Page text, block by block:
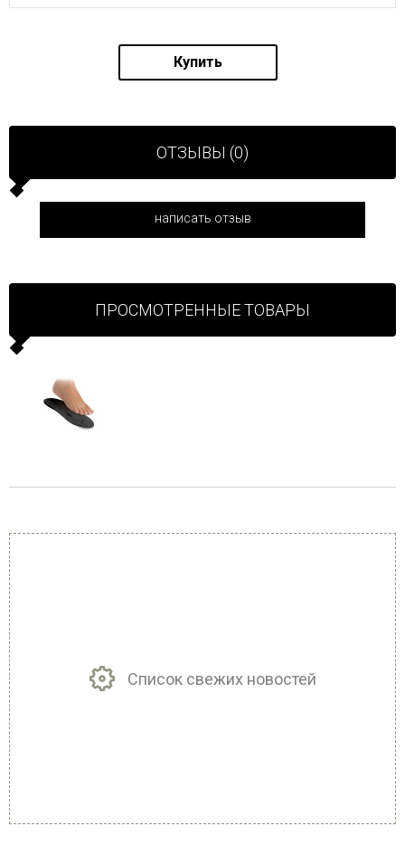
Купить
ОТЗЫВЫ (0)
написать отзыв
ПРОСМОТРЕННЫЕ ТОВАРЫ
Список свежих новостей